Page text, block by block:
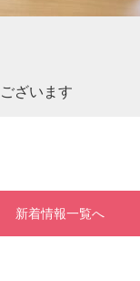
ざいます
新着情報一覧へ